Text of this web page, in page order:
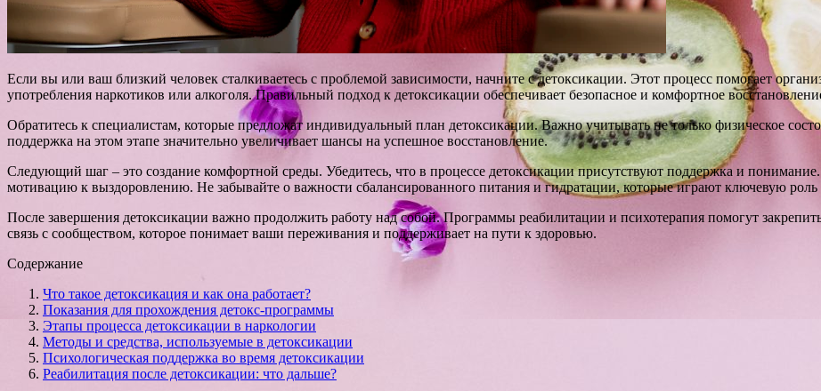
Если вы или ваш близкий человек сталкиваетесь с проблемой зависимости, начните с детоксикации. Этот процесс помогает
употребления наркотиков или алкоголя. Правильный подход к детоксикации обеспечивает безопасное и комфортное
Обратитесь к специалистам, которые предложат индивидуальный план детоксикации. Важно учитывать не только физическое
поддержка на этом этапе значительно увеличивает шансы на успешное восстановление.
Следующий шаг – это создание комфортной среды. Убедитесь, что в процессе детоксикации присутствуют поддержка и
мотивацию к выздоровлению. Не забывайте о важности сбалансированного питания и гидратации, которые играют ключевую
После завершения детоксикации важно продолжить работу над собой. Программы реабилитации и психотерапия помогут
связь с сообществом, которое понимает ваши переживания и поддерживает на пути к здоровью.
Содержание
Что такое детоксикация и как она работает?
Показания для прохождения детокс-программы
Этапы процесса детоксикации в наркологии
Методы и средства, используемые в детоксикации
Психологическая поддержка во время детоксикации
Реабилитация после детоксикации: что дальше?